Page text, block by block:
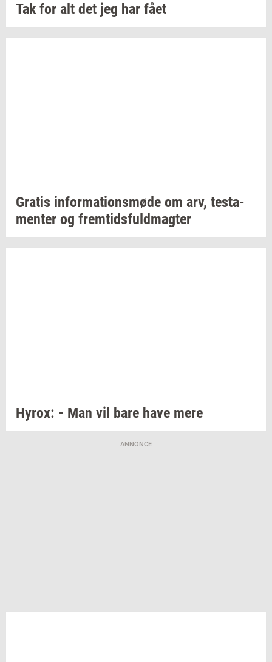
Tak for alt det jeg har fået
Gra­tis in­for­ma­tions­mø­de om arv, te­sta­
men­ter og frem­tids­fuld­mag­ter
Hyrox: - Man vil bare have mere
ANNONCE